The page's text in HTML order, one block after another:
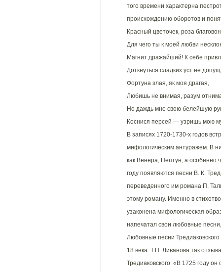
того времени характерна
происхождению оборотов и
Красный цветочек, роза
Для чего ты к моей любви
Магнит дражайший! К себе
Доткнуться сладких уст не
Фортуна злая, як моя драгая,
Любишь не внимая, разум
Но даждь мне свою белейшую
Коснися персей — узришь мою
В записях 1720-1730-х годов
мифологическим антуражем. В
как Венера, Нептун, а особенно
году появляются песни В. К.
переведенного им романа П.
этому роману. Именно в
узаконена мифологическая
напечатал свои любовные
Любовные песни
18 века. Т.Н. Ливанова так
Тредиаковского: «В 1725 году